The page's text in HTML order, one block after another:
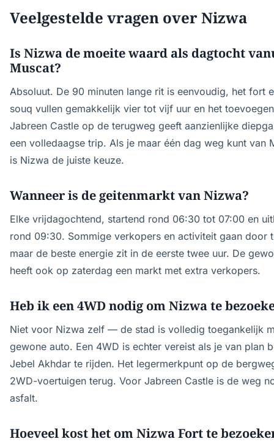
Veelgestelde vragen over Nizwa
Is Nizwa de moeite waard als dagtocht
Muscat?
Absoluut. De 90 minuten lange rit is eenvoudig, het fort
souq vullen gemakkelijk vier tot vijf uur en het
Jabreen Castle op de terugweg geeft aanzienlijke
een volledaagse trip. Als je maar één dag weg kunt van
is Nizwa de juiste keuze.
Wanneer is de geitenmarkt van Nizwa?
Elke vrijdagochtend, startend rond 06:30 tot 07:00 en
rond 09:30. Sommige verkopers en activiteit gaan door
maar de beste energie zit in de eerste twee uur. De
heeft ook op zaterdag een markt met extra verkopers.
Heb ik een 4WD nodig om Nizwa te
Niet voor Nizwa zelf — de stad is volledig toegankelijk
gewone auto. Een 4WD is echter vereist als je van plan
Jebel Akhdar te rijden. Het legermerkpunt op de
2WD-voertuigen terug. Voor Jabreen Castle is de weg
asfalt.
Hoeveel kost het om Nizwa Fort te